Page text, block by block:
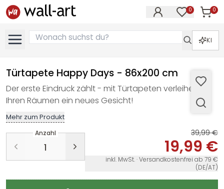
0 0
KI
Türtapete Happy Days - 86x200 cm
Der erste Eindruck zählt - mit Türtapeten verleihen Sie
Ihren Räumen ein neues Gesicht!
Mehr zum Produkt
Anzahl 39,99 €
19,99 €
inkl. MwSt. · Versandkostenfrei ab 79 €
(DE/AT)